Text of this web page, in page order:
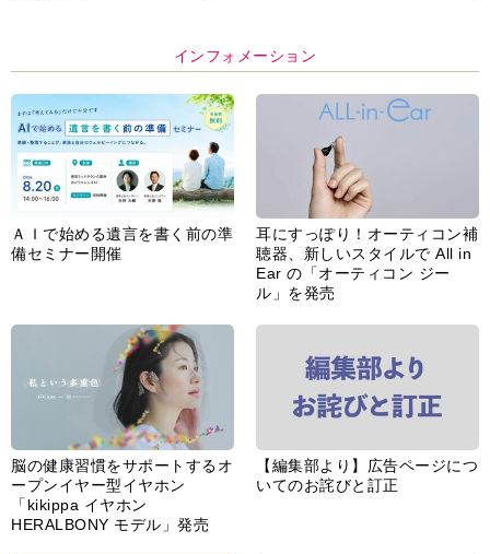
インフォメーション
ＡＩで始める遺言を書く前の準
備セミナー開催
耳にすっぽり！オーティコン補
聴器、新しいスタイルで All in
Ear の「オーティコン ジー
ル」を発売
脳の健康習慣をサポートするオ
ープンイヤー型イヤホン
「kikippa イヤホン
HERALBONY モデル」発売
【編集部より】広告ページにつ
いてのお詫びと訂正